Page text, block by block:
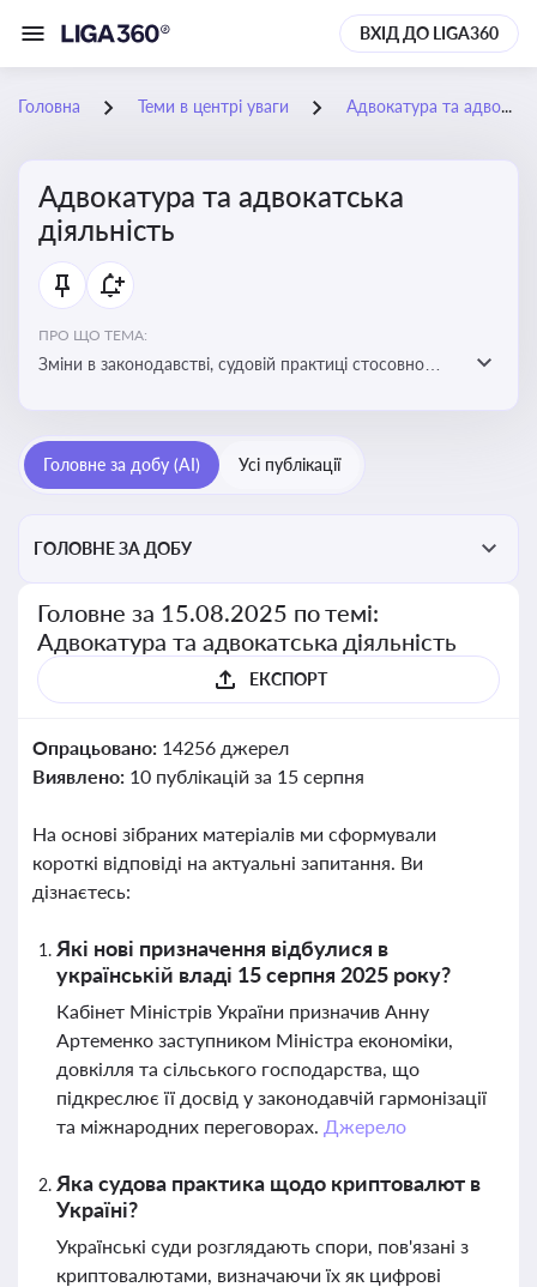
ВХІД ДО LIGA360
Головна Теми в центрі уваги Адвокатура та адвокатська діяльність
Адвокатура та адвокатська
діяльність
ПРО ЩО ТЕМА:
Зміни в законодавстві, судовій практиці стосовно
Головне за добу (AI) Усі публікації
ГОЛОВНЕ ЗА ДОБУ
Головне за 15.08.2025 по темі:
Адвокатура та адвокатська діяльність
ЕКСПОРТ
Опрацьовано: 14256 джерел
Виявлено: 10 публікацій за 15 серпня
На основі зібраних матеріалів ми сформували
короткі відповіді на актуальні запитання. Ви
дізнаєтесь:
Які нові призначення відбулися в
українській владі 15 серпня 2025 року?
Кабінет Міністрів України призначив Анну
Артеменко заступником Міністра економіки,
довкілля та сільського господарства, що
підкреслює її досвід у законодавчій гармонізації
та міжнародних переговорах. Джерело
Яка судова практика щодо криптовалют в
Україні?
Українські суди розглядають спори, пов'язані з
криптовалютами, визначаючи їх як цифрові